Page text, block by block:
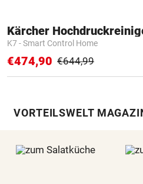
Kärcher
K7 - Smart Control Home
€474,90 €644,99
VORTEILSWELT